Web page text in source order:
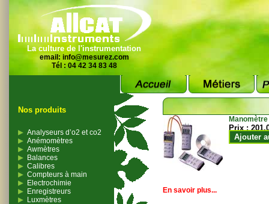
La culture de l'instrumentation
email: info@mesurez.com
Tél : 04 42 34 83 48
Nos produits
Analyseurs d’o2 et co2
Anémomètres
Awmètres
Balances
Calibres
Compteurs à main
Electrochimie
Enregistreurs
Luxmètres
Prix :
Ajouter
En savoir plus...